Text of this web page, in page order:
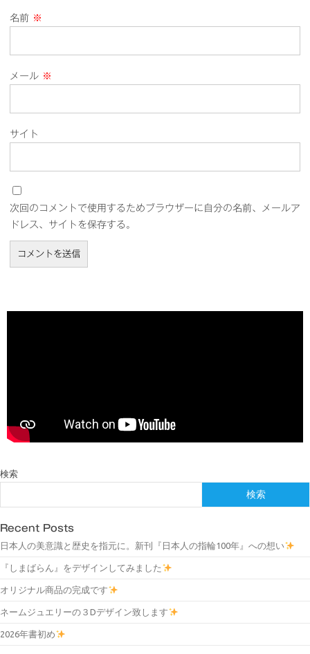
名前 ※
メール ※
サイト
次回のコメントで使用するためブラウザーに自分の名前、メールア
ドレス、サイトを保存する。
検索
検索
Recent Posts
日本人の美意識と歴史を指元に。新刊『日本人の指輪100年』への想い
『しまばらん』をデザインしてみました
オリジナル商品の完成です
ネームジュエリーの３Dデザイン致します
2026年書初め